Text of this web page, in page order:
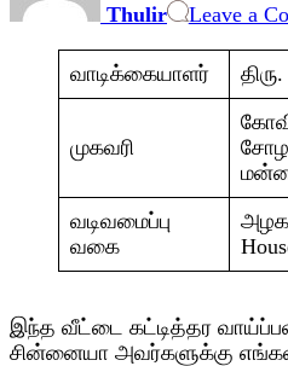
Thulir Leave a
வாடிக்கையாளர்
முகவரி
வடிவமைப்பு
வகை
இந்த வீட்டை கட்டித்தர
சின்னையா அவர்களுக்கு